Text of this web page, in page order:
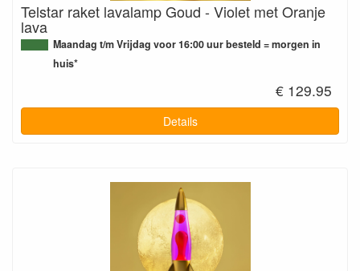
Telstar raket lavalamp Goud - Violet met Oranje
lava
Maandag t/m Vrijdag voor 16:00 uur besteld = morgen in
huis*
€ 129.95
Details